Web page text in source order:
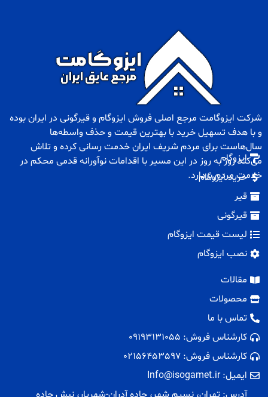
شرکت ایزوگامت مرجع اصلی فروش ایزوگام وقیرگونی در ایران بوده
و با هدف تسهیل خرید با بهترین قیمت و حذف واسطه‌ها
سال‌هاست برای مردم شریف ایران خدمت رسانی کرده و تلاش
می‌کند روز به روز در این مسیر با اقدامات نوآورانه قدمی محکم در
خدمت مردم بردارد.
ایزوگام
خرید ایزوگام
قیر
قیرگونی
لیست قیمت ایزوگام
نصب ایزوگام
مقالات
محصولات
تماس با ما
کارشناس فروش: 09193131055
کارشناس فروش: 02156453597
ایمیل: Info@isogamet.ir